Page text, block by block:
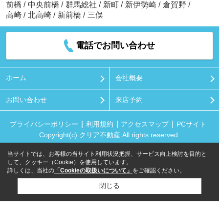
前橋 / 中央前橋 / 群馬総社 / 新町 / 新伊勢崎 / 倉賀野 /
高崎 / 北高崎 / 新前橋 / 三俣
電話でお問い合わせ
ホーム 会社概要
お問い合わせ 来店予約
プライバシーポリシー 利用規約 アクセスマップ
PCサイト
Copyright(c) クリア不動産 All rights reserved.
当サイトでは、お客様の当サイト利用状況把握、サービス向上検討を目的と
して、クッキー（Cookie）を使用しています。
詳しくは、当社の 「Cookieの取扱いについて」 をご確認ください。
閉じる